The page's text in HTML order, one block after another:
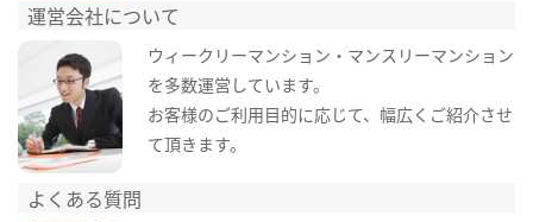
運営会社について
ウィークリーマンション・マンスリーマンション
を多数運営しています。
お客様のご利用目的に応じて、幅広くご紹介させ
て頂きます。
よくある質問